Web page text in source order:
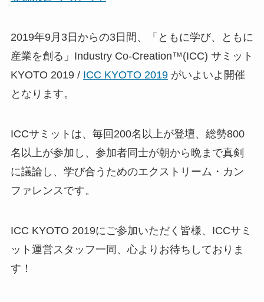
2019年9月3日からの3日間、「ともに学び、ともに
産業を創る」Industry Co­-Creation™(ICC) サミット
KYOTO 2019 / ICC KYOTO 2019がいよいよ開催
となります。
ICCサミットは、毎回200名以上が登壇、総勢800
名以上が参加し、参加者同士が朝から晩まで真剣
に議論し、学び合うためのエクストリーム・カン
ファレンスです。
ICC KYOTO 2019にご参加いただく皆様、ICCサミ
ット運営スタッフ一同、心よりお待ちしておりま
す！